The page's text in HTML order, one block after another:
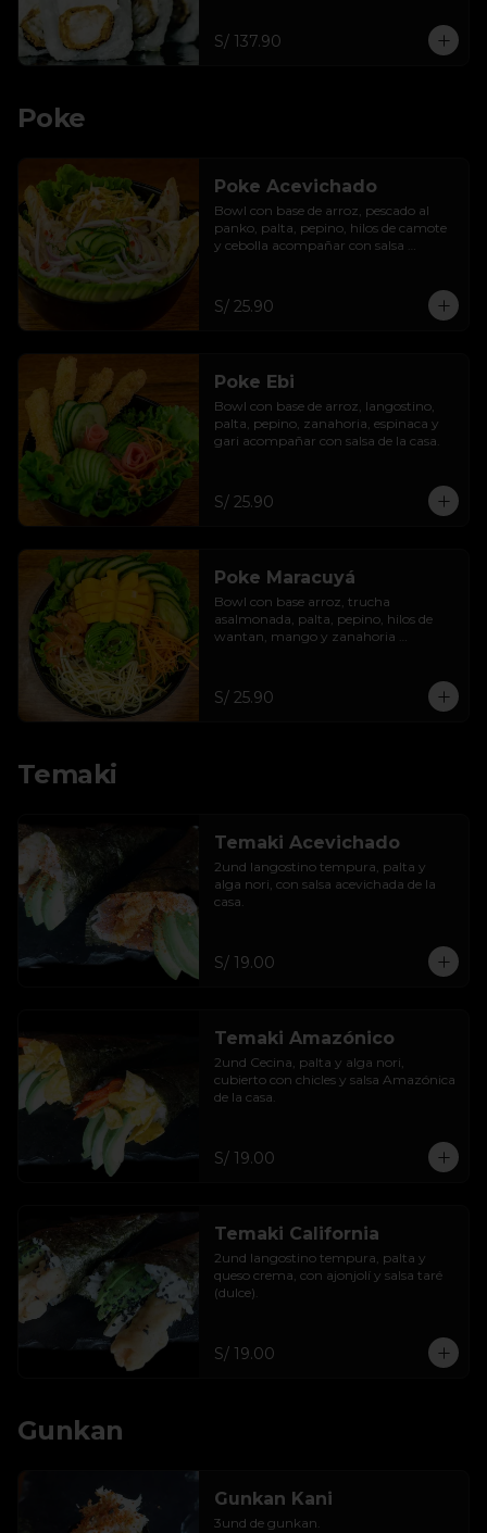
S/ 137.90
Poke
Poke Acevichado
Bowl con base de arroz, pescado al
panko, palta, pepino, hilos de camote
y cebolla acompañar con salsa
S/ 25.90
Poke Ebi
Bowl con base de arroz, langostino,
palta, pepino, zanahoria, espinaca y
gari acompañar con salsa de la casa.
S/ 25.90
Poke Maracuyá
Bowl con base arroz, trucha
asalmonada, palta, pepino, hilos de
wantan, mango y zanahoria
S/ 25.90
Temaki
Temaki Acevichado
2und langostino tempura, palta y
alga nori, con salsa acevichada de la
casa.
S/ 19.00
Temaki Amazónico
2und Cecina, palta y alga nori,
cubierto con chicles y salsa Amazónica
de la casa.
S/ 19.00
Temaki California
2und langostino tempura, palta y
queso crema, con ajonjolí y salsa taré
(dulce).
S/ 19.00
Gunkan
Gunkan Kani
3und de gunkan.